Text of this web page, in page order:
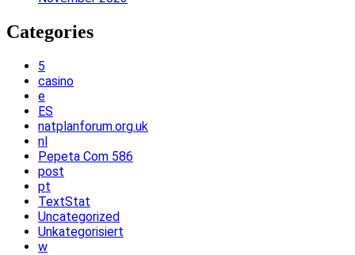
Categories
5
casino
e
ES
natplanforum.org.uk
nl
Pepeta Com 586
post
pt
TextStat
Uncategorized
Unkategorisiert
w